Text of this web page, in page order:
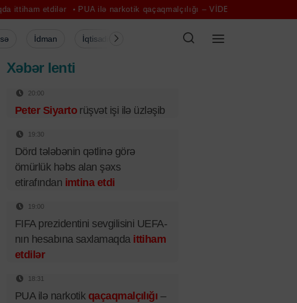
PUA ilə narkotik qaçaqmalçılığı – VİDEO Gündəlik yürüş stres
İdman İqtisadiyyat Şou-biznes Müsahibə
Xəbər lenti
20:00
Peter Siyartorüşvət işi ilə üzləşib
19:30
Dörd tələbənin qətlinə görə
ömürlük həbs alan şəxs
etirafından imtina etdi
19:00
FIFA prezidentini sevgilisini UEFA-
nın hesabına saxlamaqda ittiham
etdilər
18:31
PUA ilə narkotik qaçaqmalçılığı –